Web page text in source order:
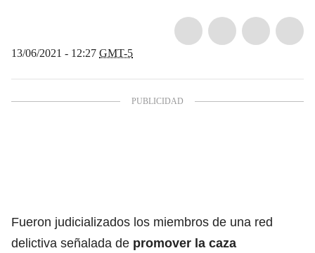
13/06/2021 - 12:27 GMT-5
Fueron judicializados los miembros de una red
delictiva señalada de promover la caza